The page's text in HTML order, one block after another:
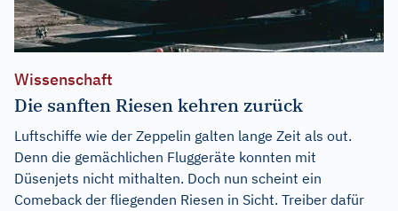
Wissenschaft
Die sanften Riesen kehren zurück
Luftschiffe wie der Zeppelin galten lange Zeit als out.
Denn die gemächlichen Fluggeräte konnten mit
Düsenjets nicht mithalten. Doch nun scheint ein
Comeback der fliegenden Riesen in Sicht. Treiber dafür